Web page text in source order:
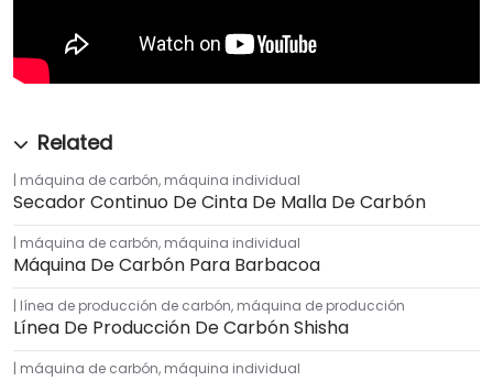
máquina de carbón, máquina individual
Secador Continuo De Cinta De Malla De Carbón
máquina de carbón, máquina individual
Máquina De Carbón Para Barbacoa
línea de producción de carbón, máquina de producción
Línea De Producción De Carbón Shisha
máquina de carbón, máquina individual